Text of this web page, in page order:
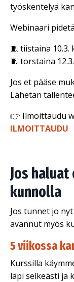
työskentelyä
Webinaari
🧵 tiistaina 10.3.
🧵 torstaina
Jos et pääse
Lähetän
👉 Ilmoittaudu
ILMOITTAUDU
Jos
kunnolla
Jos tunnet jo
avannut myös
5 viikossa
Kurssilla
läpi selkeästi ja